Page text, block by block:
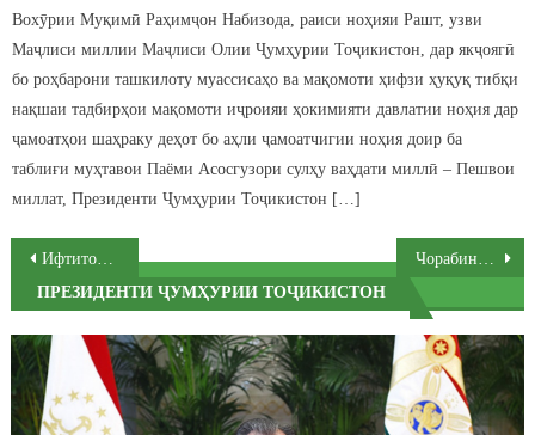
Вохӯрии Муқимӣ Раҳимҷон Набизода, раиси ноҳияи Рашт, узви
Маҷлиси миллии Маҷлиси Олии Ҷумҳурии Тоҷикистон, дар якҷоягӣ
бо роҳбарони ташкилоту муассисаҳо ва мақомоти ҳифзи ҳуқуқ тибқи
нақшаи тадбирҳои мақомоти иҷроияи ҳокимияти давлатии ноҳия дар
ҷамоатҳои шаҳраку деҳот бо аҳли ҷамоатчигии ноҳия доир ба
таблиғи муҳтавои Паёми Асосгузори сулҳу ваҳдати миллӣ – Пешвои
миллат, Президенти Ҷумҳурии Тоҷикистон […]
Post navigation
Ифтитоҳи маркази хизматрасонии нав дар ноҳияи Рашт
Чорабинии тантанавӣ бахшида ба Рӯзи кӯдакон дар ноҳияи Рашт
ПРЕЗИДЕНТИ ҶУМҲУРИИ ТОҶИКИСТОН